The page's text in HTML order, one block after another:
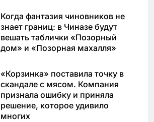
Когда фантазия чиновников не
знает границ: в Чиназе будут
вешать таблички «Позорный
дом» и «Позорная махалля»
«Корзинка» поставила точку в
скандале с мясом. Компания
признала ошибку и приняла
решение, которое удивило
многих